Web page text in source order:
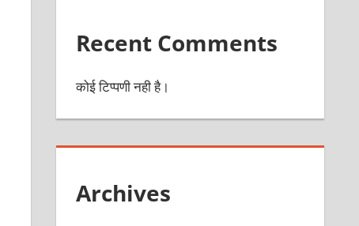
Recent Comments
कोई टिप्पणी नही है।
Archives